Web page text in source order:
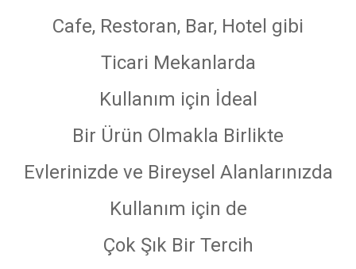
Cafe, Restoran, Bar, Hotel gibi
Ticari Mekanlarda
Kullanım için İdeal
Bir Ürün Olmakla Birlikte
Evlerinizde ve Bireysel Alanlarınızda
Kullanım için de
Çok Şık Bir Tercih